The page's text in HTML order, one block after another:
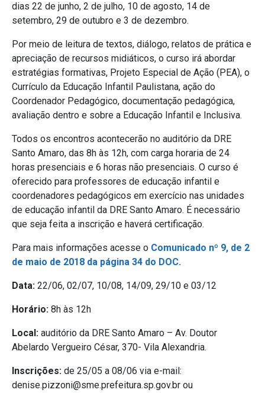
dias 22 de junho, 2 de julho, 10 de agosto, 14 de
setembro, 29 de outubro e 3 de dezembro.
Por meio de leitura de textos, diálogo, relatos de prática e
apreciação de recursos midiáticos, o curso irá abordar
estratégias formativas, Projeto Especial de Ação (PEA), o
Currículo da Educação Infantil Paulistana, ação do
Coordenador Pedagógico, documentação pedagógica,
avaliação dentro e sobre a Educação Infantil e Inclusiva.
Todos os encontros acontecerão no auditório da DRE
Santo Amaro, das 8h às 12h, com carga horaria de 24
horas presenciais e 6 horas não presenciais. O curso é
oferecido para professores de educação infantil e
coordenadores pedagógicos em exercício nas unidades
de educação infantil da DRE Santo Amaro. É necessário
que seja feita a inscrição e haverá certificação.
Para mais informações acesse o Comunicado nº 9, de 2
de maio de 2018 da página 34 do DOC.
Data: 22/06, 02/07, 10/08, 14/09, 29/10 e 03/12
Horário: 8h às 12h
Local: auditório da DRE Santo Amaro – Av. Doutor
Abelardo Vergueiro César, 370- Vila Alexandria.
Inscrições: de 25/05 a 08/06 via e-mail:
denise.pizzoni@sme.prefeitura.sp.gov.br ou